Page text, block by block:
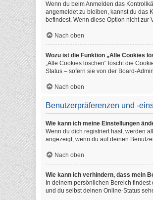
Wenn du beim Anmelden das
angemeldet zu bleiben, kannst du das
befindest. Wenn diese Option nicht zur
Nach oben
Wozu ist die Funktion „Alle Cookies
„Alle Cookies löschen“ löscht die
Status – sofern sie von der Board-
Nach oben
Benutzerpräferenzen und -
Wie kann ich meine Einstellungen
Wenn du dich registriert hast, werden
angezeigt, wenn du auf deinen
Nach oben
Wie kann ich verhindern, dass mein
In deinem persönlichen Bereich
und du selbst deinen Online-Status